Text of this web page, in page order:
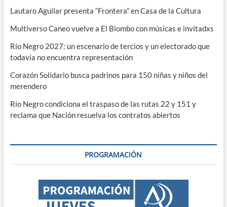
Lautaro Aguilar presenta “Frontera” en Casa de la Cultura
Multiverso Caneo vuelve a El Biombo con músicas e invitadxs
Río Negro 2027: un escenario de tercios y un electorado que
todavía no encuentra representación
Corazón Solidario busca padrinos para 150 niñas y niños del
merendero
Río Negro condiciona el traspaso de las rutas 22 y 151 y
reclama que Nación resuelva los contratos abiertos
PROGRAMACIÓN